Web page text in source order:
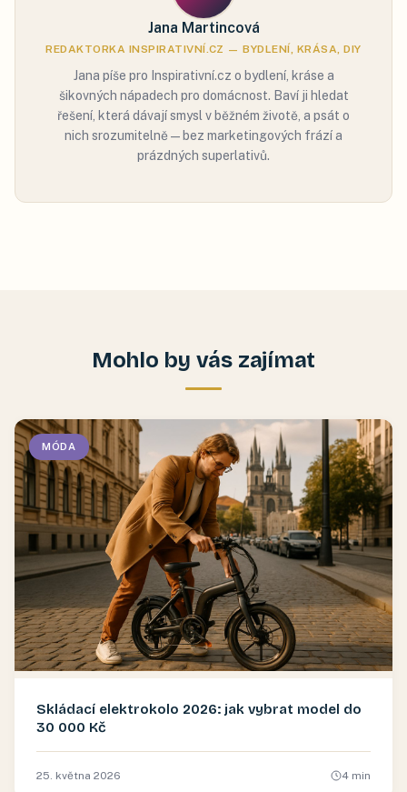
Jana Martincová
REDAKTORKA INSPIRATIVNÍ.CZ — BYDLENÍ, KRÁSA, DIY
Jana píše pro Inspirativní.cz o bydlení, kráse a
šikovných nápadech pro domácnost. Baví ji hledat
řešení, která dávají smysl v běžném životě, a psát o
nich srozumitelně — bez marketingových frází a
prázdných superlativů.
Mohlo by vás zajímat
MÓDA
Skládací elektrokolo 2026: jak vybrat model do
30 000 Kč
25. května 2026 4 min